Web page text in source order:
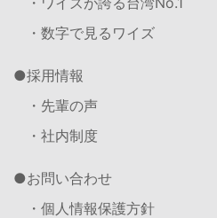
・数字で見るワイズ
採用情報
・先輩の声
・社内制度
お問い合わせ
・個人情報保護方針